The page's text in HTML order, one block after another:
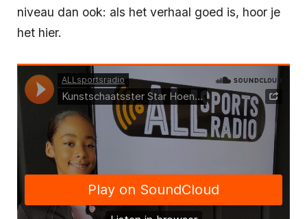
niveau dan ook: als het verhaal goed is, hoor je
het hier.